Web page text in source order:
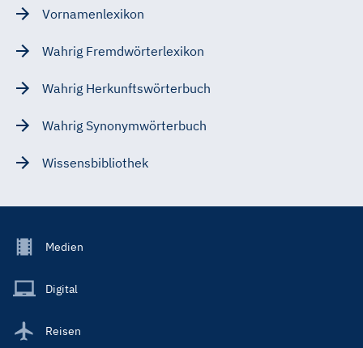
Vornamenlexikon
Wahrig Fremdwörterlexikon
Wahrig Herkunftswörterbuch
Wahrig Synonymwörterbuch
Wissensbibliothek
Footer
Main
Medien
Digital
Reisen